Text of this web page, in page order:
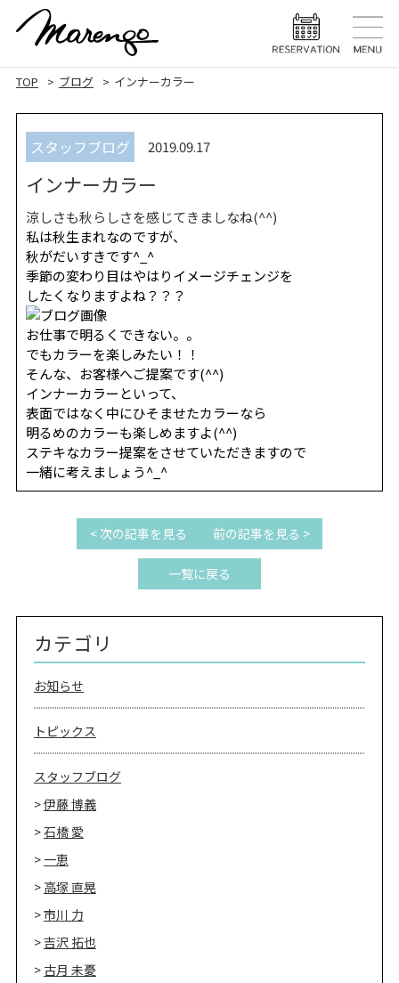
MENU メニュー
EYELASH
SALON INFO
RECRUIT 採用情報
お電話でご予約
TOP ブログ インナーカラー
スタッフブログ 2019.09.17
インナーカラー
涼しさも秋らしさを感じてきましなね(^^)
私は秋生まれなのですが、
秋がだいすきです^_^
季節の変わり目はやはりイメージチェンジを
したくなりますよね？？？
お仕事で明るくできない。。
でもカラーを楽しみたい！！
そんな、お客様へご提案です(^^)
インナーカラーといって、
表面ではなく中にひそませたカラーなら
明るめのカラーも楽しめますよ(^^)
ステキなカラー提案をさせていただきますので
一緒に考えましょう^_^
< 次の記事を見る
一覧に戻る
前の記事を見る >
カテゴリ
お知らせ
トピックス
スタッフブログ
伊藤 博義
石橋 愛
一恵
高塚 直晃
市川 力
吉沢 拓也
古月 未憂